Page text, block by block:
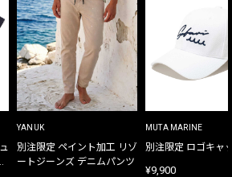
YANUK
別注限定 ペイント加工 リゾ
ートジーンズ デニムパンツ
MUTA MARINE
別注限定 ロゴキャ
¥9,900